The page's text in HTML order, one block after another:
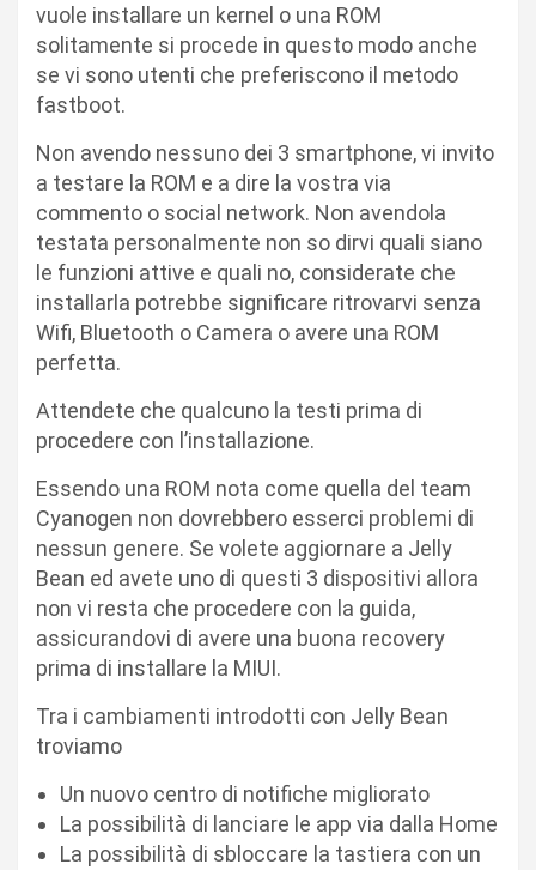
vuole installare un kernel o una ROM
solitamente si procede in questo modo anche
se vi sono utenti che preferiscono il metodo
fastboot.
Non avendo nessuno dei 3 smartphone, vi invito
a testare la ROM e a dire la vostra via
commento o social network. Non avendola
testata personalmente non so dirvi quali siano
le funzioni attive e quali no, considerate che
installarla potrebbe significare ritrovarvi senza
Wifi, Bluetooth o Camera o avere una ROM
perfetta.
Attendete che qualcuno la testi prima di
procedere con l’installazione.
Essendo una ROM nota come quella del team
Cyanogen non dovrebbero esserci problemi di
nessun genere. Se volete aggiornare a Jelly
Bean ed avete uno di questi 3 dispositivi allora
non vi resta che procedere con la guida,
assicurandovi di avere una buona recovery
prima di installare la MIUI.
Tra i cambiamenti introdotti con Jelly Bean
troviamo
Un nuovo centro di notifiche migliorato
La possibilità di lanciare le app via dalla Home
La possibilità di sbloccare la tastiera con un